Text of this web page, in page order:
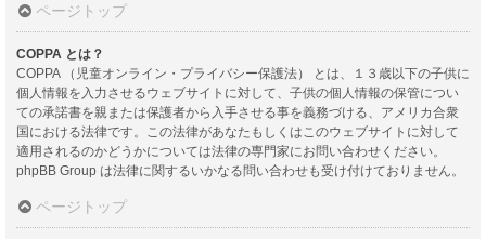
ページトップ
COPPA とは？
COPPA （児童オンライン・プライバシー保護法） とは、１３歳以下の子供に
個人情報を入力させるウェブサイトに対して、子供の個人情報の保管につい
ての承諾書を親または保護者から入手させる事を義務づける、アメリカ合衆
国における法律です。この法律があなたもしくはこのウェブサイトに対して
適用されるのかどうかについては法律の専門家にお問い合わせください。
phpBB Group は法律に関するいかなる問い合わせも受け付けておりません。
ページトップ